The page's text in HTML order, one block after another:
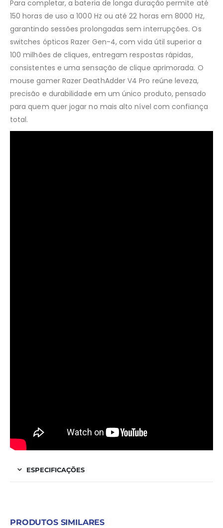
Para completar, a bateria de longa duração permite até
150 horas de uso a 1000 Hz ou até 22 horas em 8000 Hz,
garantindo sessões prolongadas sem interrupções. Os
switches ópticos Razer Gen-4, com vida útil superior a
100 milhões de cliques, entregam respostas rápidas,
consistentes e uma sensação de clique aprimorada. O
mouse gamer Razer DeathAdder V4 Pro reúne leveza,
precisão e durabilidade em um único produto, pensado
para quem quer jogar no mais alto nível com confiança
total.
ESPECIFICAÇÕES
PRODUTOS SIMILARES